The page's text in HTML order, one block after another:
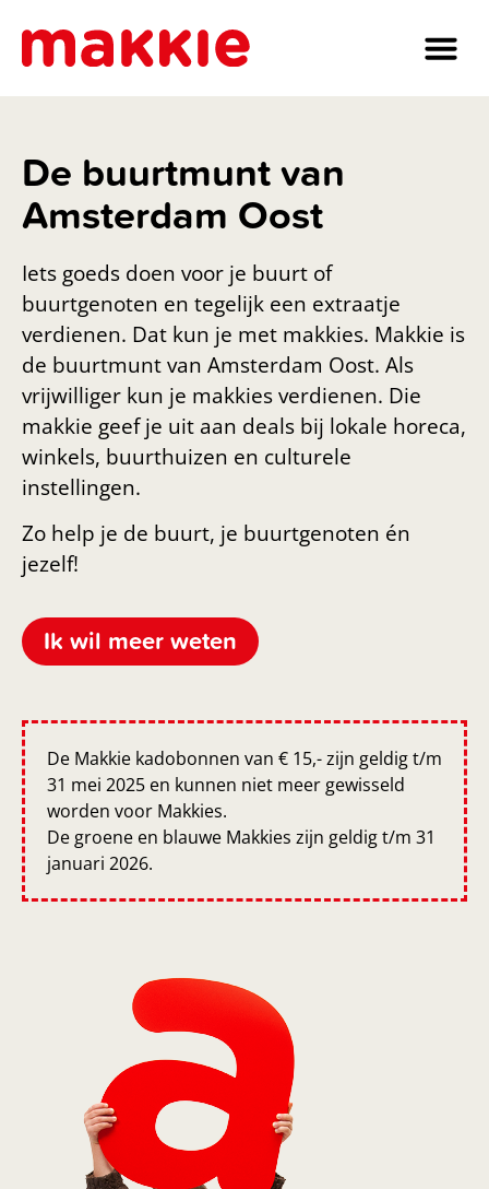
De buurtmunt van
Amsterdam Oost
Iets goeds doen voor je buurt of
buurtgenoten en tegelijk een extraatje
verdienen. Dat kun je met makkies. Makkie is
de buurtmunt van Amsterdam Oost. Als
vrijwilliger kun je makkies verdienen. Die
makkie geef je uit aan deals bij lokale horeca,
winkels, buurthuizen en culturele
instellingen.
Zo help je de buurt, je buurtgenoten én
jezelf!
Ik wil meer weten
De Makkie kadobonnen van € 15,- zijn geldig t/m
31 mei 2025 en kunnen niet meer gewisseld
worden voor Makkies.
De groene en blauwe Makkies zijn geldig t/m 31
januari 2026.